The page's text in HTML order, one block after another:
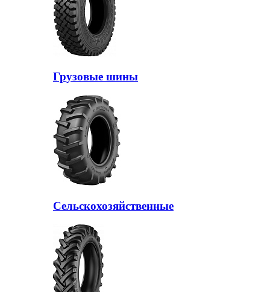
Грузовые шины
Сельскохозяйственные